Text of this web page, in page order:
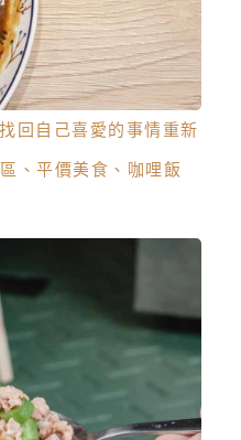
回自己喜愛的事情重新
、平價美食、咖哩飯